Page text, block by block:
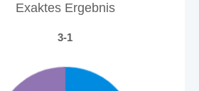
Exaktes Ergebnis
3-1